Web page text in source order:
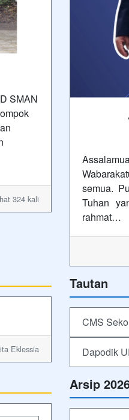
SMAN
324 kali
Eklessia
semua.
Tuhan
rahmat…
Tautan
CMS
Dapodik
Arsip